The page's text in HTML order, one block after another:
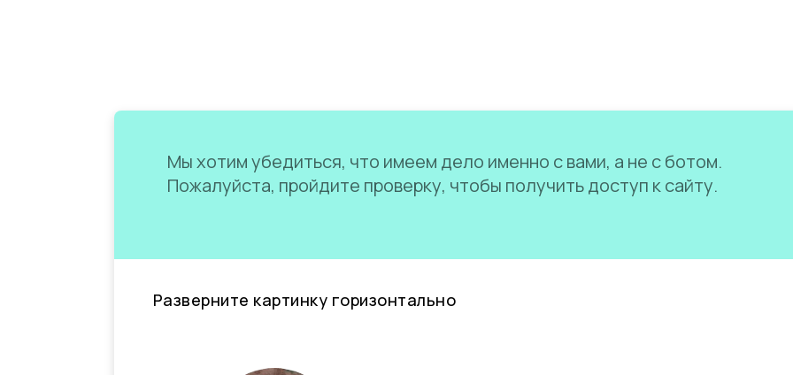
Мы хотим убедиться, что имеем дело именно с вами, а не с ботом.
Пожалуйста, пройдите проверку, чтобы получить доступ к сайту.
Разверните картинку горизонтально